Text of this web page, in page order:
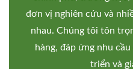
đơn vị nghiên cứu và
nhau. Chúng tôi tôn
hàng, đáp ứng nhu
triển và